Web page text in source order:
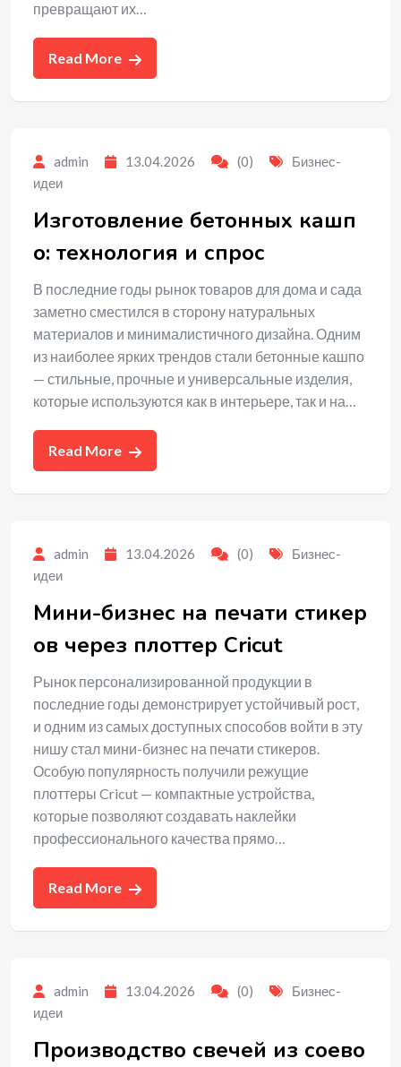
превращают их…
Read More
admin 13.04.2026 (0)
Бизнес-
идеи
Изготовление бетонных кашп
о: технология и спрос
В последние годы рынок товаров для дома и сада
заметно сместился в сторону натуральных
материалов и минималистичного дизайна. Одним
из наиболее ярких трендов стали бетонные кашпо
— стильные, прочные и универсальные изделия,
которые используются как в интерьере, так и на…
Read More
admin 13.04.2026 (0)
Бизнес-
идеи
Мини-бизнес на печати стикер
ов через плоттер Cricut
Рынок персонализированной продукции в
последние годы демонстрирует устойчивый рост,
и одним из самых доступных способов войти в эту
нишу стал мини-бизнес на печати стикеров.
Особую популярность получили режущие
плоттеры Cricut — компактные устройства,
которые позволяют создавать наклейки
профессионального качества прямо…
Read More
admin 13.04.2026 (0)
Бизнес-
идеи
Производство свечей из соево